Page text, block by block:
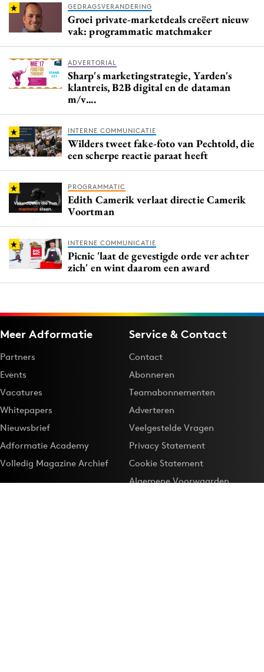
GEDRAGSVERANDERING
Groei private-marketdeals creëert nieuw
vak: programmatic matchmaker
ADVERTORIAL
Sharp's marketingstrategie, Yarden's
klantreis, B2B digital en de dataman
m/v....
INTERNE COMMUNICATIE
Wilders tweet fake-foto van Pechtold, die
een scherpe reactie paraat heeft
PROGRAMMATIC
Edith Camerik verlaat directie Camerik
Voortman
INTERNE COMMUNICATIE
Picnic 'laat de gevestigde orde ver achter
zich' en wint daarom een award
Meer Adformatie
Partners
Events
Vacatures
Whitepapers
Nieuwsbrief
Adformatie Academy
Volledig Magazine Archief
Service & Contact
Contact
Abonneren
Teamabonnementen
Adverteren
Veelgestelde Vragen
Privacy Statement
Cookie Statement
Algemene Voorwaarden